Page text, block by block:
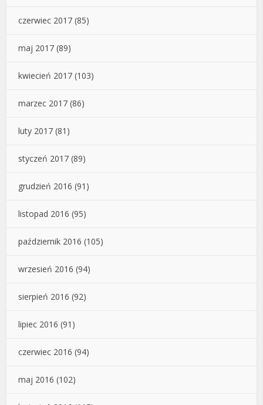
czerwiec 2017 (85)
maj 2017 (89)
kwiecień 2017 (103)
marzec 2017 (86)
luty 2017 (81)
styczeń 2017 (89)
grudzień 2016 (91)
listopad 2016 (95)
październik 2016 (105)
wrzesień 2016 (94)
sierpień 2016 (92)
lipiec 2016 (91)
czerwiec 2016 (94)
maj 2016 (102)